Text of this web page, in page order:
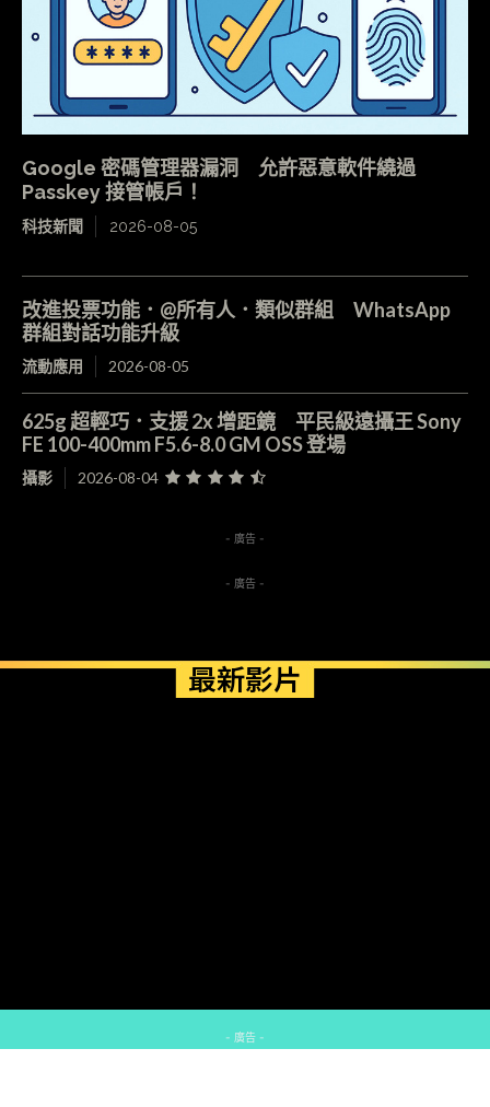
Google 密碼管理器漏洞 允許惡意軟件繞過
Passkey 接管帳戶！
科技新聞 2026-08-05
改進投票功能．@所有人．類似群組 WhatsApp
群組對話功能升級
流動應用 2026-08-05
625g 超輕巧．支援 2x 增距鏡 平民級遠攝王 Sony
FE 100-400mm F5.6-8.0 GM OSS 登場
攝影 2026-08-04
- 廣告 -
- 廣告 -
最新影片
- 廣告 -